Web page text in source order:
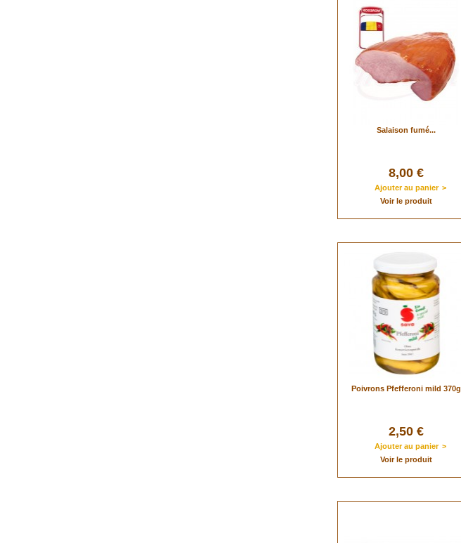
Salaison fumé...
8,00 €
Ajouter au panier >
Voir le produit
Poivrons Pfefferoni mild 370g
2,50 €
Ajouter au panier >
Voir le produit